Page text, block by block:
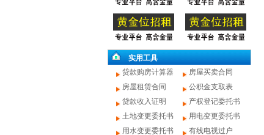
实用工具
贷款购房计算器
房屋买卖合同
房屋租赁合同
公积金支取表
贷款收入证明
产权登记委托书
土地变更委托书
用电变更委托书
用水变更委托书
有线电视过户